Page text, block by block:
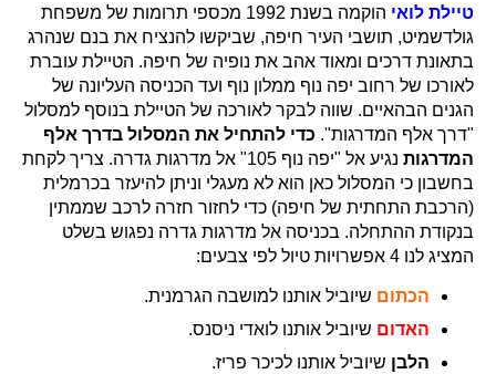
טיילת לואי
הוקמה בשנת 1992 מכספי תרומות של משפחת
גולדשמיט, תושבי העיר חיפה, שביקשו להנציח את בנם שנהרג
בתאונת דרכים ומאוד אהב את נופיה של חיפה. הטיילת עוברת
לאורכו של רחוב יפה נוף ממלון נוף ועד הכניסה העליונה של
הגנים הבהאיים. שווה לבקר לאורכה של הטיילת בנוסף למסלול
"דרך אלף המדרגות". כדי להתחיל את המסלול בדרך אלף
המדרגות
נגיע אל "יפה נוף 105" אל מדרגות גדרה. צריך לקחת
בחשבון כי המסלול כאן הוא לא מעגלי וניתן להיעזר בכרמלית
(הרכבת התחתית של חיפה) כדי לחזור חזרה לרכב שממתין
בנקודת ההתחלה. בכניסה אל מדרגות גדרה נפגוש בשלט
המציג לנו 4 אפשרויות טיול לפי צבעים:
הכתום שיוביל אותנו למושבה הגרמנית.
האדום שיוביל אותנו לואדי ניסנס.
הלבן שיוביל אותנו לכיכר פריז.